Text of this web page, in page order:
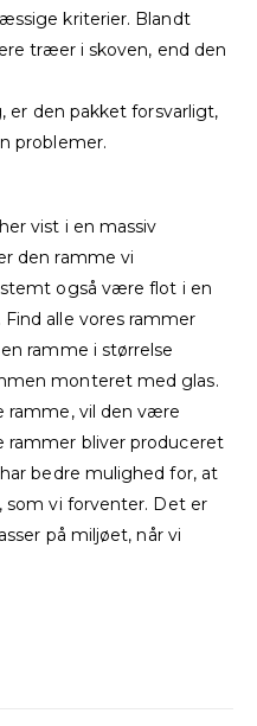
kriterier. Blandt
træer i skoven, end den
er den pakket forsvarligt,
problemer.
vist i en massiv
den ramme vi
også være flot i en
alle vores rammer
ramme i størrelse
monteret med glas.
ramme, vil den være
rammer bliver produceret
bedre mulighed for, at
som vi forventer. Det er
på miljøet, når vi